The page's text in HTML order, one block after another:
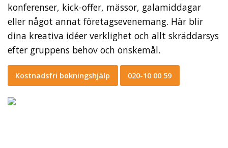
konferenser, kick-offer, mässor, galamiddagar
eller något annat företagsevenemang. Här blir
dina kreativa idéer verklighet och allt skräddarsys
efter gruppens behov och önskemål.
Kostnadsfri bokningshjälp 020-10 00 59